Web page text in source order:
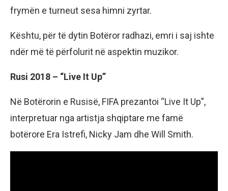
frymën e turneut sesa himni zyrtar.
Kështu, për të dytin Botëror radhazi, emri i saj ishte
ndër më të përfolurit në aspektin muzikor.
Rusi 2018 – “Live It Up”
Në Botërorin e Rusisë, FIFA prezantoi “Live It Up”,
interpretuar nga artistja shqiptare me famë
botërore Era Istrefi, Nicky Jam dhe Will Smith.